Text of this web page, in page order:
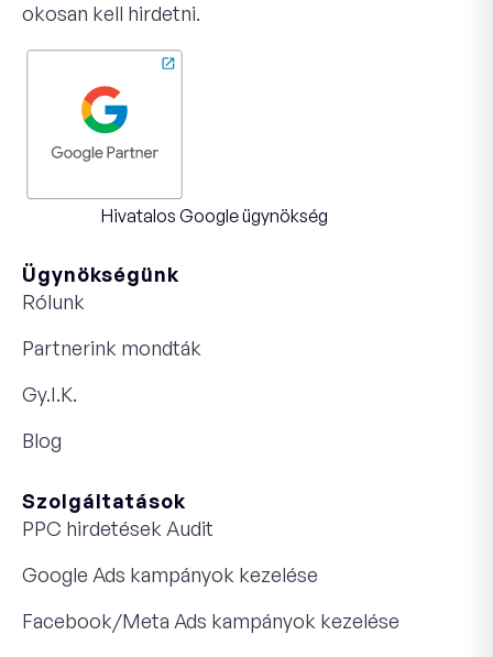
okosan kell hirdetni.
Hivatalos Google ügynökség
Ügynökségünk
Rólunk
Partnerink mondták
Gy.I.K.
Blog
Szolgáltatások
PPC hirdetések Audit
Google Ads kampányok kezelése
Facebook/Meta Ads kampányok kezelése